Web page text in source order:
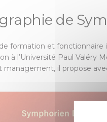
de
formation et fonctionnaire
à l’Université Paul Valéry
management, il propose